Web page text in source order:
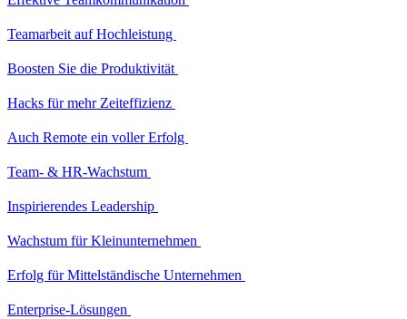
Teamarbeit auf Hochleistung
Boosten Sie die Produktivität
Hacks für mehr Zeiteffizienz
Auch Remote ein voller Erfolg
Team- & HR-Wachstum
Inspirierendes Leadership
Wachstum für Kleinunternehmen
Erfolg für Mittelständische Unternehmen
Enterprise-Lösungen